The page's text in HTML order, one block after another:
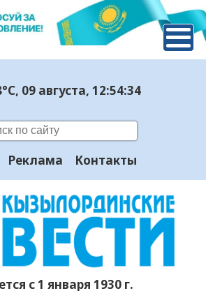
, 09 августа, 12:54:35
Реклама Контакты
с 1 января 1930 г.